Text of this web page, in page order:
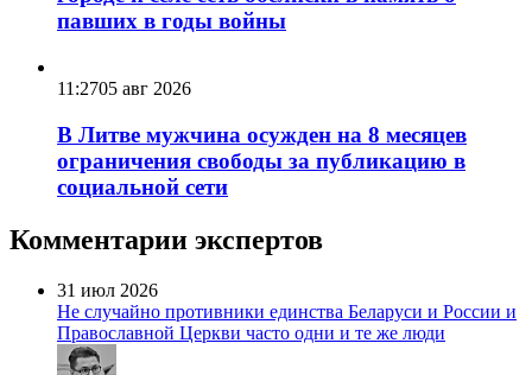
павших в годы войны
11:2705 авг 2026
В Литве мужчина осужден на 8 месяцев
ограничения свободы за публикацию в
социальной сети
Комментарии экспертов
31 июл 2026
Не случайно противники единства Беларуси и России и
Православной Церкви часто одни и те же люди